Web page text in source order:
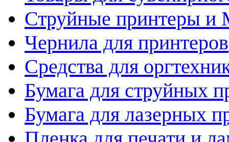
Струйные принтеры
Чернила для принтеров
Средства для
Бумага для струйных
Бумага для лазерных